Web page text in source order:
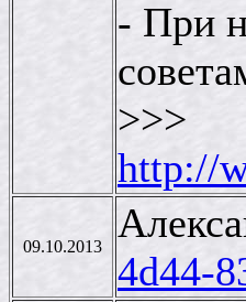
- При
>>>
http://
09.10.2013
4d44-